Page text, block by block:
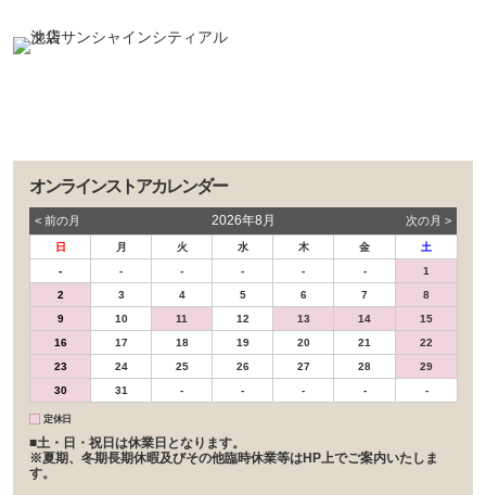
オンラインストアカレンダー
< 前の⽉ 2026年8月 次の⽉ >
日 月 火 水 木 金
土
-
- - - - -
1
2
3 4 5 6 7
8
9
10 11 12 13 14
15
16
17 18 19 20 21
22
23
24 25 26 27 28
29
30
31 - - - - -
定休日
■土・日・祝日は休業日となります。
※夏期、冬期長期休暇及びその他臨時休業等はHP上でご案内いたしま
す。